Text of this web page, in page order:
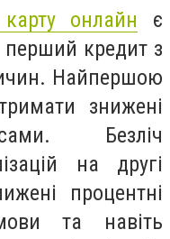
онлайн є
перший кредит з
Найпершою
знижені
Безліч
на другі
процентні
та навіть